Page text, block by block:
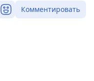
Комментировать